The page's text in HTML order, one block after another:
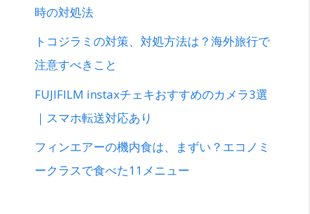
時の対処法
トコジラミの対策、対処方法は？海外旅行で
注意すべきこと
FUJIFILM instaxチェキおすすめのカメラ3選
｜スマホ転送対応あり
フィンエアーの機内食は、まずい？エコノミ
ークラスで食べた11メニュー